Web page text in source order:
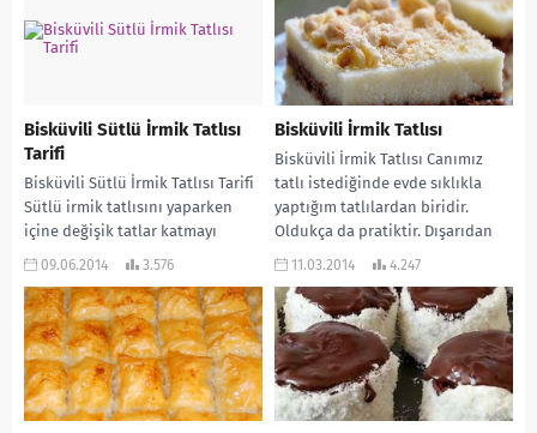
Bisküvili Sütlü İrmik Tatlısı
Tarifi
Bisküvili Sütlü İrmik Tatlısı Tarifi
Sütlü irmik tatlısını yaparken
içine değişik tatlar katmayı
seviyorum. Bazen sezonun
09.06.2014 3.576
Bisküvili İrmik Tatlısı
Bisküvili İrmik Tatlısı Canımız
tatlı istediğinde evde sıklıkla
yaptığım tatlılardan biridir.
Oldukça da pratiktir. Dışarıdan
nasıl yapıldığını bilmediğim
11.03.2014 4.247